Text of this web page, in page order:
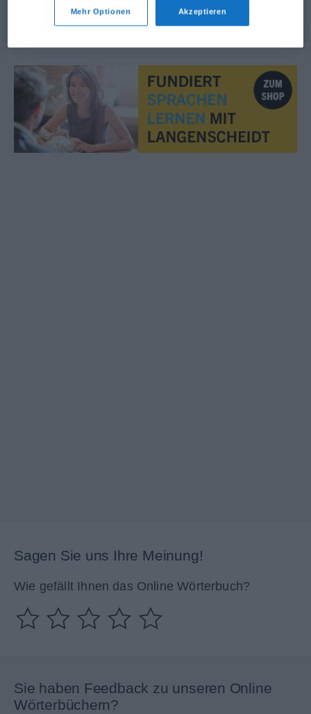
© OpenThesaurus.de
Sagen Sie uns Ihre Meinung!
Wie gefällt Ihnen das Online Wörterbuch?
Sie haben Feedback zu unseren Online
Wörterbüchern?
Mehr Optionen Akzeptieren